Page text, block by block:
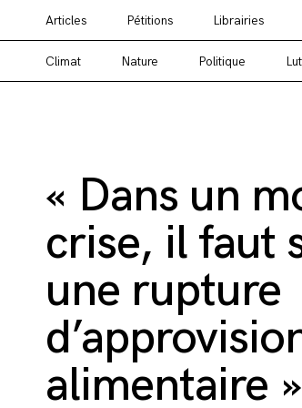
Vous cherchez un média
Articles Pétitions Librairies
Climat Nature Politique
« Dans un
crise, il faut
une rupture
alimentaire »